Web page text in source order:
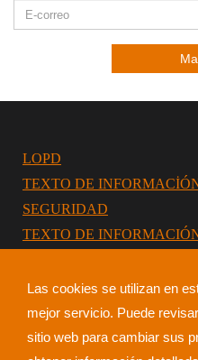
LOPD
TEXTO DE
SEGURIDAD
TEXTO DE
Las cookies se utilizan en
mejor servicio. Puede
sitio web para cambiar sus